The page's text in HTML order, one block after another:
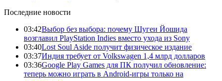
Последние новости
03:42Выбор без выбора: почему Шугеи Йошида
возглавил PlayStation Indies вместо ухода из Sony
03:40Lost Soul Aside получит физическое издание
03:37Индия требует от Volkswagen 1,4 млрд долларов
03:36Google Play Games для ПК получил обновление:
теперь можно играть в Android-игры только на